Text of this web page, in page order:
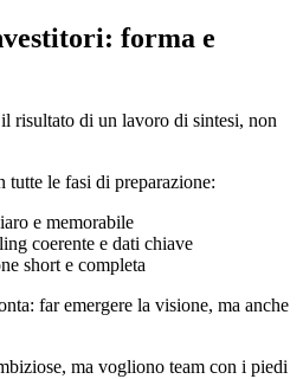
forma e
risultato di un lavoro di sintesi, non
tutte le fasi di preparazione:
e memorabile
coerente e dati chiave
short e completa
far emergere la visione, ma anche
ma vogliono team con i piedi